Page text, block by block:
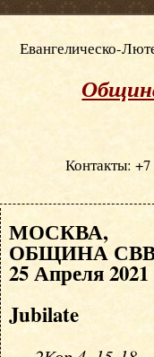
Евангелическо-
Контакты: +7
МОСКВА,
ОБЩИНА
25 Апреля 2021
Jubilate